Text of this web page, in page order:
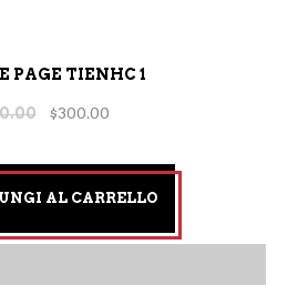
PAGE TIENHC 1
$300.00
AL CARRELLO